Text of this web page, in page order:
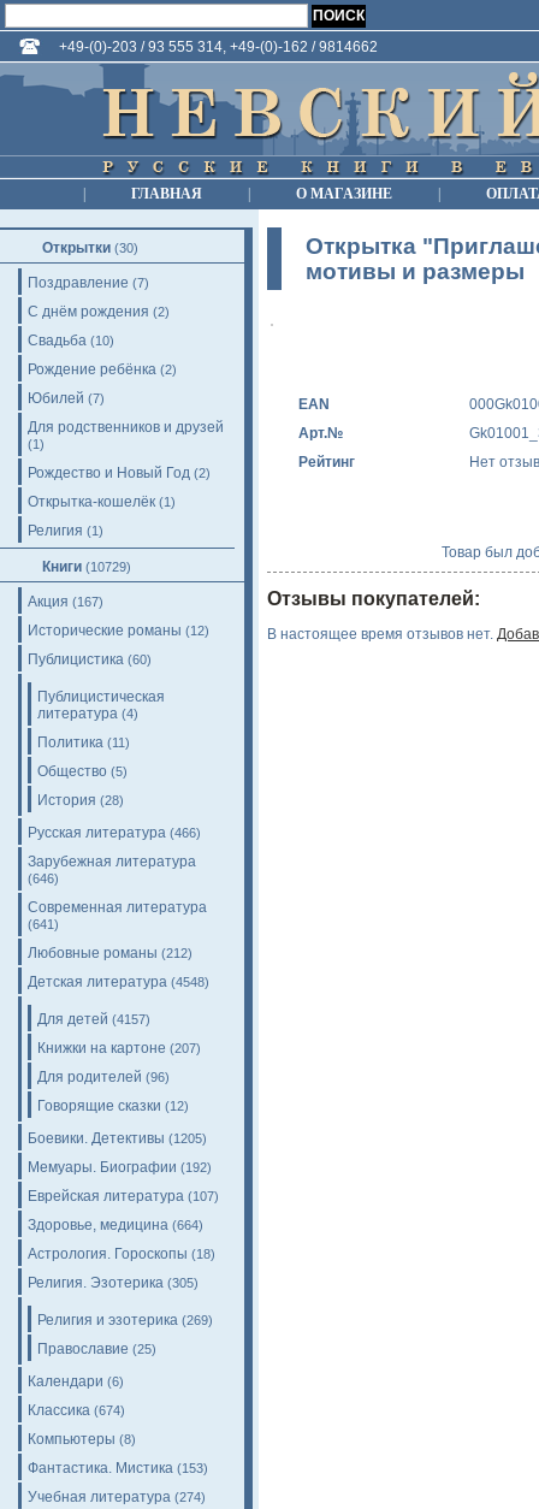
+49-(0)-203 / 93 555 314, +49-(0)-162 / 9814662
ГЛАВНАЯ О МАГАЗИНЕ
Открытки (30)
Поздравление (7)
С днём рождения (2)
Свадьба (10)
Рождение ребёнка (2)
Юбилей (7)
Для родственников и друзей
(1)
Рождество и Новый Год (2)
Открытка-кошелёк (1)
Религия (1)
Книги (10729)
Акция (167)
Исторические романы (12)
Публицистика (60)
Публицистическая
литература (4)
Политика (11)
Общество (5)
История (28)
Русская литература (466)
Зарубежная литература
(646)
Современная литература
(641)
Любовные романы (212)
Детская литература (4548)
Для детей (4157)
Книжки на картоне (207)
Для родителей (96)
Говорящие сказки (12)
Боевики. Детективы (1205)
Мемуары. Биографии (192)
Еврейская литература (107)
Здоровье, медицина (664)
Астрология. Гороскопы (18)
Религия. Эзотерика (305)
Религия и эзотерика (269)
Православие (25)
Календари (6)
Классика (674)
Компьютеры (8)
Фантастика. Мистика (153)
Учебная литература (274)
Открытка
мотивы и размеры
EAN
Арт.№
Рейтинг
Нет
Товар был
Отзывы покупателей:
В настоящее время отзывов нет.